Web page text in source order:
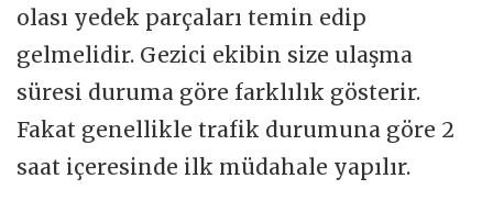
olası yedek parçaları temin edip
gelmelidir. Gezici ekibin size ulaşma
süresi duruma göre farklılık gösterir.
Fakat genellikle trafik durumuna göre 2
saat içeresinde ilk müdahale yapılır.